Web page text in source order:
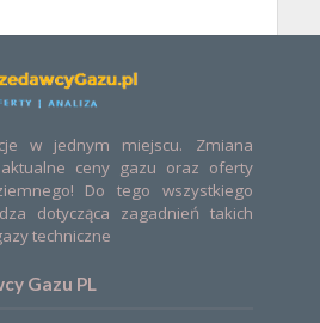
w jednym miejscu. Zmiana
ceny gazu oraz oferty
Do tego wszystkiego
dotycząca zagadnień takich
techniczne
Gazu PL